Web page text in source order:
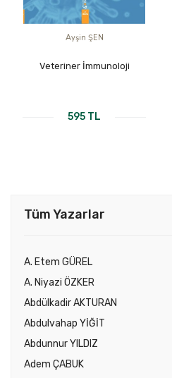
Ayşin ŞEN
Veteriner İmmunoloji
595 TL
Tüm Yazarlar
A. Etem GÜREL
A. Niyazi ÖZKER
Abdülkadir AKTURAN
Abdulvahap YİĞİT
Abdunnur YILDIZ
Adem ÇABUK